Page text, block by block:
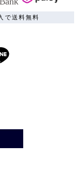
で送料無料